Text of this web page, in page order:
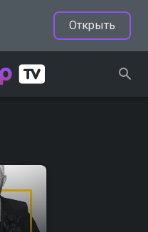
Открыть